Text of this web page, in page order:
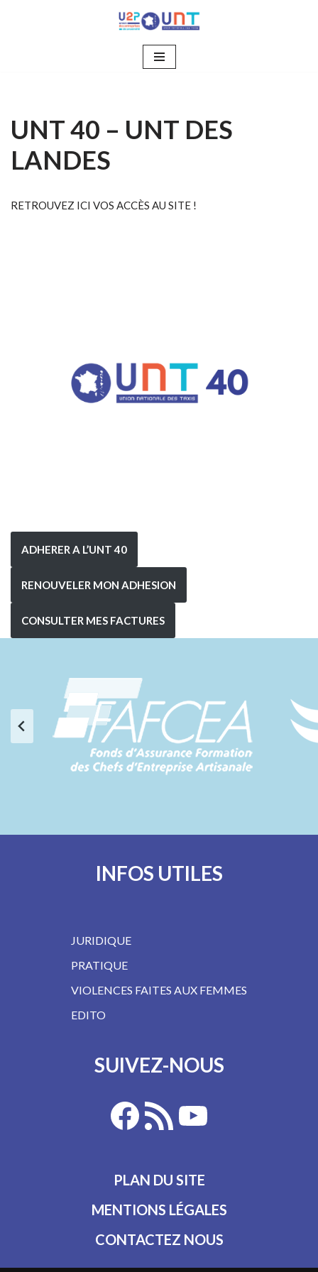
UNT 40 – UNT DES
LANDES
RETROUVEZ ICI VOS ACCÈS AU SITE !
ADHERER A L’UNT 40
RENOUVELER MON ADHESION
CONSULTER MES FACTURES
INFOS UTILES
JURIDIQUE
PRATIQUE
VIOLENCES FAITES AUX FEMMES
EDITO
SUIVEZ-NOUS
PLAN DU SITE
MENTIONS LÉGALES
CONTACTEZ NOUS